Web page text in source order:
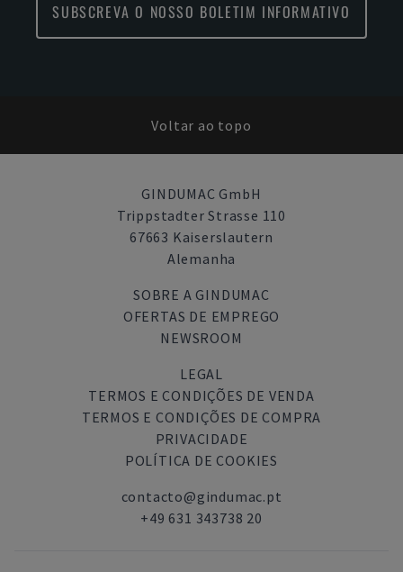
SUBSCREVA O NOSSO BOLETIM INFORMATIVO
Voltar ao topo
GINDUMAC GmbH
Trippstadter Strasse 110
67663 Kaiserslautern
Alemanha
SOBRE A GINDUMAC
OFERTAS DE EMPREGO
NEWSROOM
LEGAL
TERMOS E CONDIÇÕES DE VENDA
TERMOS E CONDIÇÕES DE COMPRA
PRIVACIDADE
POLÍTICA DE COOKIES
contacto@gindumac.pt
+49 631 343738 20